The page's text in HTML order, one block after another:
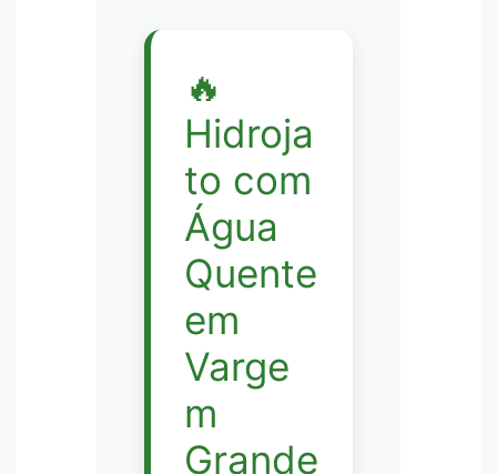
🔥
Hidroja
to com
Água
Quente
em
Varge
m
Grande